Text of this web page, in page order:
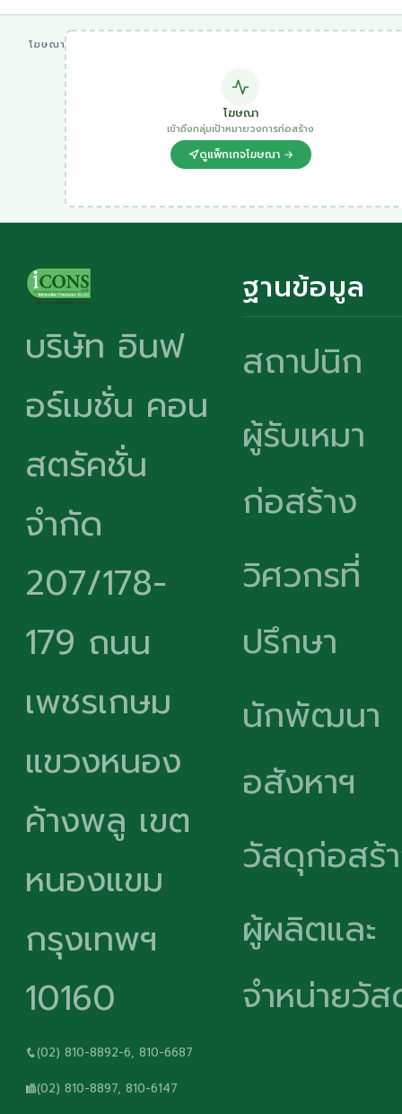
โฆษณา
โฆษณา
เข้าถึงกลุ่มเป้าหมายวงการก่อสร้าง
ดูแพ็กเกจโฆษณา →
บริษัท อินฟ
อร์เมชั่น คอน
สตรัคชั่น
จำกัด
207/178-
179 ถนน
เพชรเกษม
แขวงหนอง
ค้างพลู เขต
หนองแขม
กรุงเทพฯ
10160
(02) 810-8892-6, 810-6687
(02) 810-8897, 810-6147
ฐานข้อมูล
สถาปนิก
ผู้รับเหมา
ก่อสร้าง
วิศวกรที่
ปรึกษา
นักพัฒนา
อสังหาฯ
วัสดุก่อสร้
ผู้ผลิตและ
จำหน่ายวั